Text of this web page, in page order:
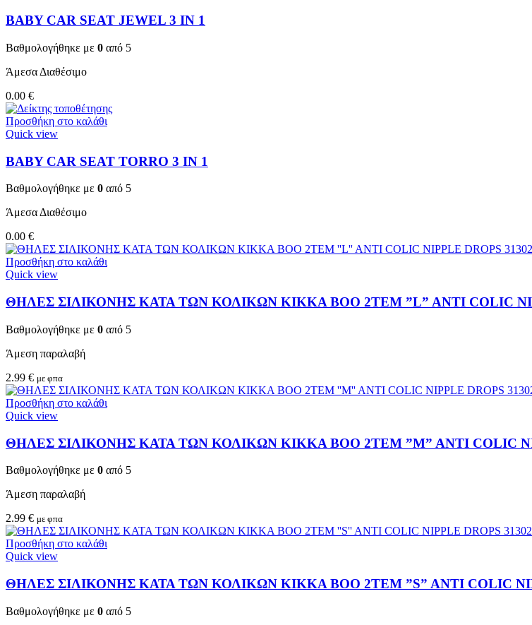
BABY CAR SEAT JEWEL 3 ΙΝ 1
Βαθμολογήθηκε με 0 από 5
Άμεσα Διαθέσιμο
0.00 €
Προσθήκη στο καλάθι
Quick view
BABY CAR SEAT TORRO 3 ΙΝ 1
Βαθμολογήθηκε με 0 από 5
Άμεσα Διαθέσιμο
0.00 €
Προσθήκη στο καλάθι
Quick view
ΘΗΛΕΣ ΣΙΛΙΚΟΝΗΣ ΚΑΤΑ ΤΩΝ ΚΟΛΙΚΩΝ KIKKA BOO 2TEM ”L” ANTI COLIC
Βαθμολογήθηκε με 0 από 5
Άμεση παραλαβή
2.99 € με φπα
Προσθήκη στο καλάθι
Quick view
ΘΗΛΕΣ ΣΙΛΙΚΟΝΗΣ ΚΑΤΑ ΤΩΝ ΚΟΛΙΚΩΝ KIKKA BOO 2TEM ”M” ANTI COLIC
Βαθμολογήθηκε με 0 από 5
Άμεση παραλαβή
2.99 € με φπα
Προσθήκη στο καλάθι
Quick view
ΘΗΛΕΣ ΣΙΛΙΚΟΝΗΣ ΚΑΤΑ ΤΩΝ ΚΟΛΙΚΩΝ KIKKA BOO 2TEM ”S” ANTI COLIC
Βαθμολογήθηκε με 0 από 5